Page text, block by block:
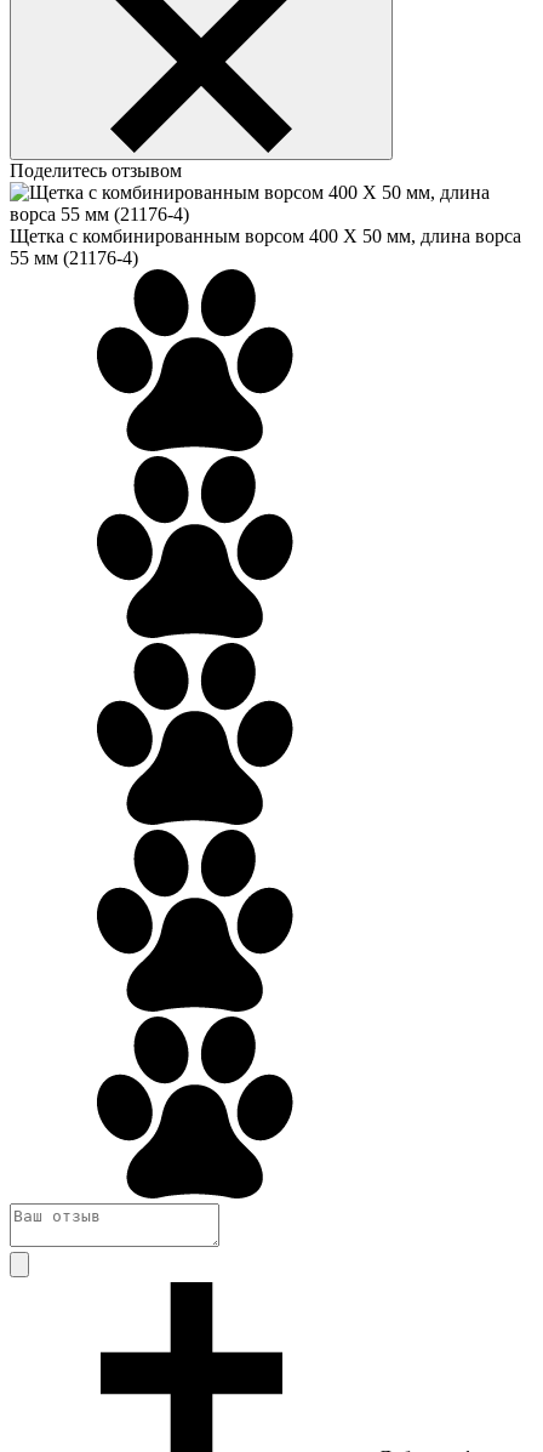
Поделитесь отзывом
Щетка с комбинированным ворсом 400 X 50 мм, длина ворса
55 мм (21176-4)